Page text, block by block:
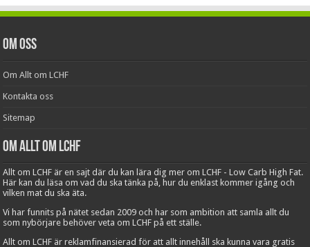
Om oss
Om Allt om LCHF
Kontakta oss
Sitemap
Om Allt om LCHF
Allt om LCHF är en sajt där du kan lära dig mer om LCHF - Low Carb High Fat.
Här kan du läsa om vad du ska tänka på, hur du enklast kommer igång och
vilken mat du ska äta.
Vi har funnits på nätet sedan 2009 och har som ambition att samla allt du
som nybörjare behöver veta om LCHF på ett ställe.
Allt om LCHF är reklamfinansierad för att allt innehåll ska kunna vara gratis